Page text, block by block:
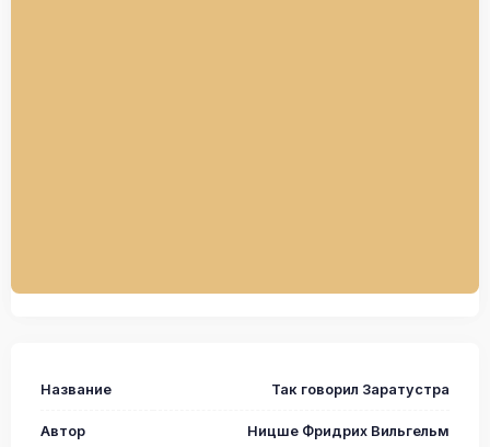
Название Так говорил Заратустра
Автор Ницше Фридрих Вильгельм